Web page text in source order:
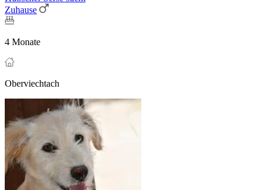
Zuhause
4 Monate
Oberviechtach